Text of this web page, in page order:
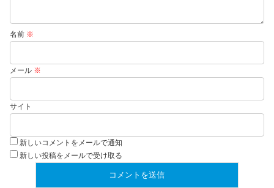
名前 ※
メール ※
サイト
新しいコメントをメールで通知
新しい投稿をメールで受け取る